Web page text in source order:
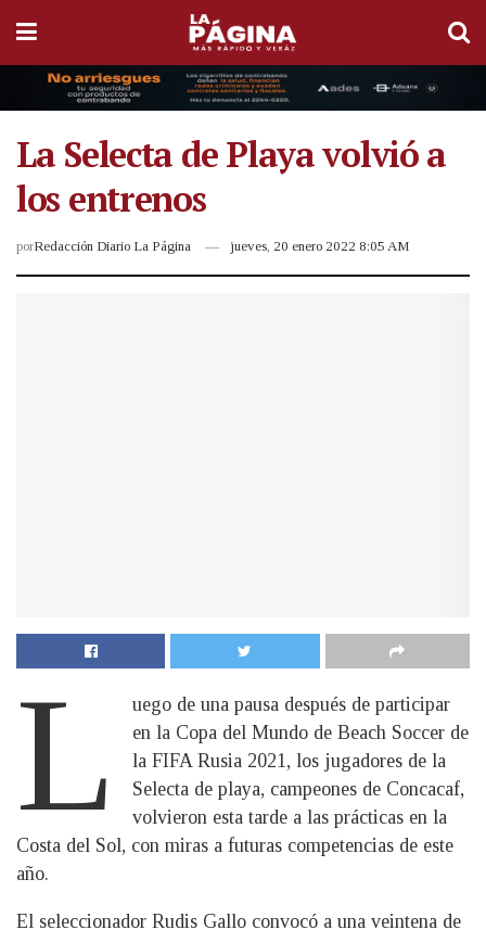
La Selecta de Playa volvió a
los entrenos
porRedacción Diario La Página jueves, 20 enero 2022 8:05 AM
L
uego de una pausa después de participar
en la Copa del Mundo de Beach Soccer de
la FIFA Rusia 2021, los jugadores de la
Selecta de playa, campeones de Concacaf,
volvieron esta tarde a las prácticas en la
Costa del Sol, con miras a futuras competencias de este
año.
El seleccionador Rudis Gallo convocó a una veintena de